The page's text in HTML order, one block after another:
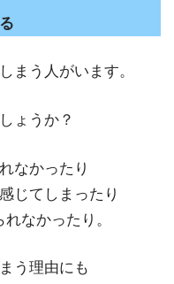
まう人がいます。
ょうか？
なかったり
じてしまったり
なかったり。
う理由にも